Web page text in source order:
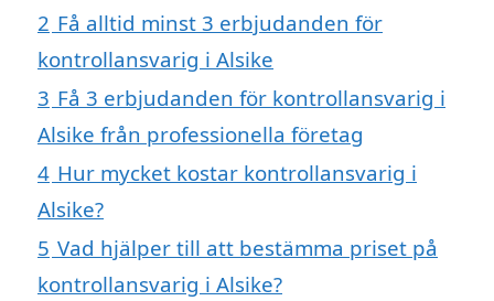
2 Få alltid minst 3 erbjudanden för
kontrollansvarig i Alsike
3 Få 3 erbjudanden för kontrollansvarig i
Alsike från professionella företag
4 Hur mycket kostar kontrollansvarig i
Alsike?
5 Vad hjälper till att bestämma priset på
kontrollansvarig i Alsike?